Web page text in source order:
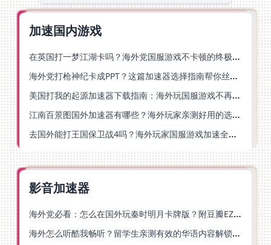
加速国内游戏
在英国打一梦江湖卡吗？海外党国服游戏不卡顿的终极解法
海外党打枪神纪卡成PPT？这篇加速器选择指南帮你丝滑上分
美国打我的起源加速器下载指南：海外玩国服游戏不再卡的终极方案
江南百景图国外加速器有哪些？海外玩家亲测好用的选择与避坑指南
去国外能打王国保卫战4吗？海外玩家国服游戏加速全攻略（附公主连结幻想江湖实测）
影音加速器
海外党必看：怎么在国外玩秦时明月卡牌版？附豆瓣EZCast地区限制破解法
海外怎么听酷我畅听？留学生亲测有效的华语内容解锁指南